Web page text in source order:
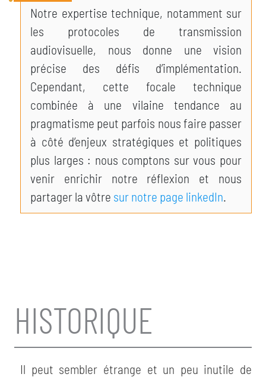
Notre expertise technique, notamment sur
les protocoles de transmission
audiovisuelle, nous donne une vision
précise des défis d’implémentation.
Cependant, cette focale technique
combinée à une vilaine tendance au
pragmatisme peut parfois nous faire passer
à côté d’enjeux stratégiques et politiques
plus larges : nous comptons sur vous pour
venir enrichir notre réflexion et nous
partager la vôtre sur notre page linkedIn.
HISTORIQUE
Il peut sembler étrange et un peu inutile de